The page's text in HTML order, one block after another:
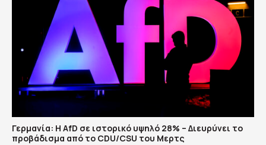
Γερμανία: Η AfD σε ιστορικό υψηλό 28% – Διευρύνει το
προβάδισμα από το CDU/CSU του Μερτς